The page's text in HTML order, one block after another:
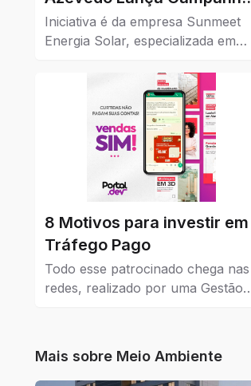
de Cashback para
Impulsionar o Comércio da
Iniciativa é da empresa Sunmeet
Energia Solar, especializada em
com comércios da cidade.
8 Motivos para investir em
Tráfego Pago
Todo esse patrocinado chega nas
redes, realizado por uma Gestão
também no marketing.
Mais sobre Meio Ambiente